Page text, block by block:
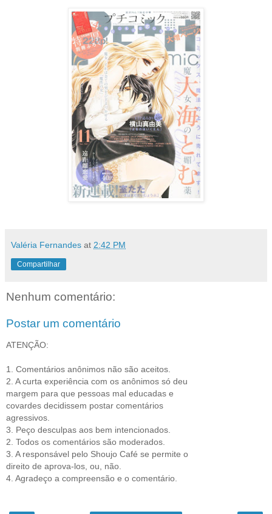
Valéria Fernandes at 2:42 PM
Compartilhar
Nenhum comentário:
Postar um comentário
ATENÇÃO:
1. Comentários anônimos não são aceitos.
2. A curta experiência com os anônimos só deu
margem para que pessoas mal educadas e
covardes decidissem postar comentários
agressivos.
3. Peço desculpas aos bem intencionados.
2. Todos os comentários são moderados.
3. A responsável pelo Shoujo Café se permite o
direito de aprova-los, ou, não.
4. Agradeço a compreensão e o comentário.